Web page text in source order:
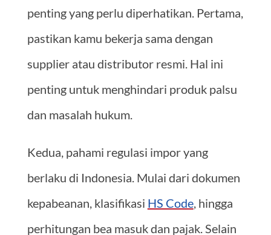
penting yang perlu diperhatikan. Pertama,
pastikan kamu bekerja sama dengan
supplier atau distributor resmi. Hal ini
penting untuk menghindari produk palsu
dan masalah hukum.
Kedua, pahami regulasi impor yang
berlaku di Indonesia. Mulai dari dokumen
kepabeanan, klasifikasi HS Code, hingga
perhitungan bea masuk dan pajak. Selain